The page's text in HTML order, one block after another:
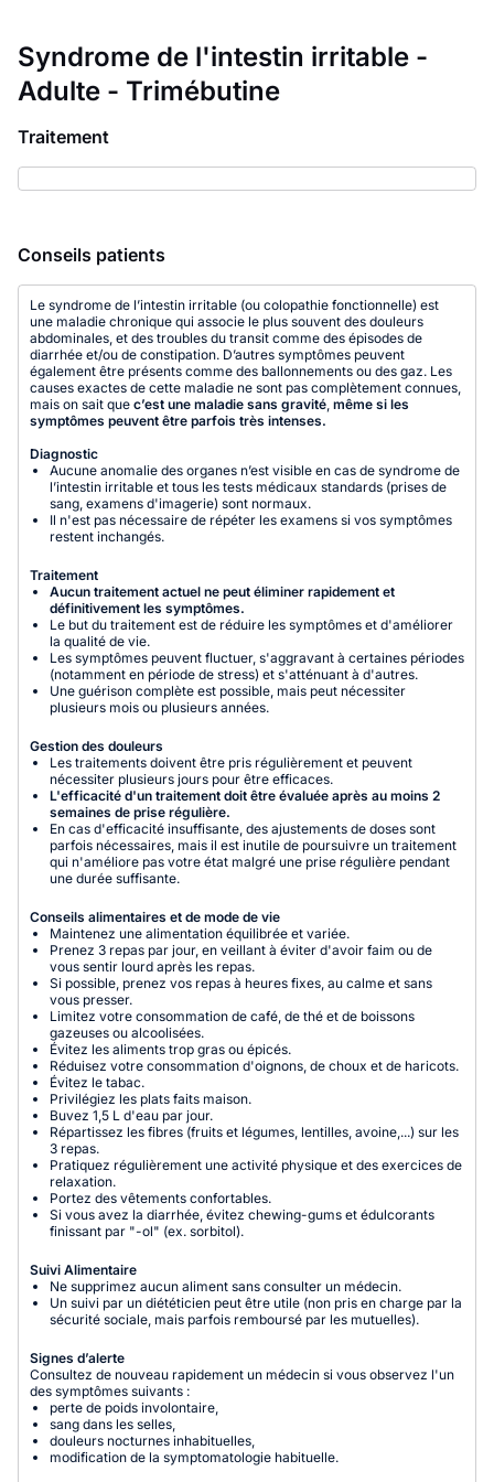
Syndrome de l'intestin irritable -
Adulte - Trimébutine
Traitement
Conseils patients
Le syndrome de l’intestin irritable (ou colopathie fonctionnelle) est
une maladie chronique qui associe le plus souvent des douleurs
abdominales, et des troubles du transit comme des épisodes de
diarrhée et/ou de constipation. D’autres symptômes peuvent
également être présents comme des ballonnements ou des gaz. Les
causes exactes de cette maladie ne sont pas complètement connues,
mais on sait que c’est une maladie sans gravité, même si les
symptômes peuvent être parfois très intenses.
Diagnostic
Aucune anomalie des organes n’est visible en cas de syndrome de
l’intestin irritable et tous les tests médicaux standards (prises de
sang, examens d'imagerie) sont normaux.
Il n'est pas nécessaire de répéter les examens si vos symptômes
restent inchangés.
Traitement
Aucun traitement actuel ne peut éliminer rapidement et
définitivement les symptômes.
Le but du traitement est de réduire les symptômes et d'améliorer
la qualité de vie.
Les symptômes peuvent fluctuer, s'aggravant à certaines périodes
(notamment en période de stress) et s'atténuant à d'autres.
Une guérison complète est possible, mais peut nécessiter
plusieurs mois ou plusieurs années.
Gestion des douleurs
Les traitements doivent être pris régulièrement et peuvent
nécessiter plusieurs jours pour être efficaces.
L'efficacité d'un traitement doit être évaluée après au moins 2
semaines de prise régulière.
En cas d'efficacité insuffisante, des ajustements de doses sont
parfois nécessaires, mais il est inutile de poursuivre un traitement
qui n'améliore pas votre état malgré une prise régulière pendant
une durée suffisante.
Conseils alimentaires et de mode de vie
Maintenez une alimentation équilibrée et variée.
Prenez 3 repas par jour, en veillant à éviter d'avoir faim ou de
vous sentir lourd après les repas.
Si possible, prenez vos repas à heures fixes, au calme et sans
vous presser.
Limitez votre consommation de café, de thé et de boissons
gazeuses ou alcoolisées.
Évitez les aliments trop gras ou épicés.
Réduisez votre consommation d'oignons, de choux et de haricots.
Évitez le tabac.
Privilégiez les plats faits maison.
Buvez 1,5 L d'eau par jour.
Répartissez les fibres (fruits et légumes, lentilles, avoine,...) sur les
3 repas.
Pratiquez régulièrement une activité physique et des exercices de
relaxation.
Portez des vêtements confortables.
Si vous avez la diarrhée, évitez chewing-gums et édulcorants
finissant par "-ol" (ex. sorbitol).
Suivi Alimentaire
Ne supprimez aucun aliment sans consulter un médecin.
Un suivi par un diététicien peut être utile (non pris en charge par la
sécurité sociale, mais parfois remboursé par les mutuelles).
Signes d’alerte
Consultez de nouveau rapidement un médecin si vous observez l'un
des symptômes suivants :
perte de poids involontaire,
sang dans les selles,
douleurs nocturnes inhabituelles,
modification de la symptomatologie habituelle.